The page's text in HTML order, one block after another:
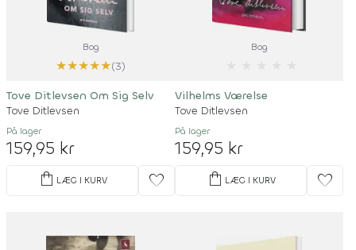
Bog
★★★★★(3)
Tove Ditlevsen Om Sig Selv
Tove Ditlevsen
På lager
159,95 kr
shopping_bag LÆG I KURV favorite
Bog
Vilhelms Værelse
Tove Ditlevsen
På lager
159,95 kr
shopping_bag LÆG I KURV favorite